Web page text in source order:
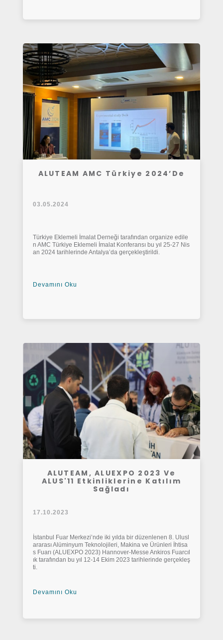
ALUTEAM AMC Türkiye 2024’de
03.05.2024
Türkiye Eklemeli İmalat Derneği tarafından organize edile
n AMC Türkiye Eklemeli İmalat Konferansı bu yıl 25-27 Nis
an 2024 tarihlerinde Antalya’da gerçekleştirildi.
Devamını Oku
ALUTEAM, ALUEXPO 2023 Ve
ALUS'11 Etkinliklerine Katılım
Sağladı
17.10.2023
İstanbul Fuar Merkezi’nde iki yılda bir düzenlenen 8. Ulusl
ararası Alüminyum Teknolojileri, Makina ve Ürünleri İhtisa
s Fuarı (ALUEXPO 2023) Hannover-Messe Ankiros Fuarcıl
ık tarafından bu yıl 12-14 Ekim 2023 tarihlerinde gerçekleş
ti.
Devamını Oku